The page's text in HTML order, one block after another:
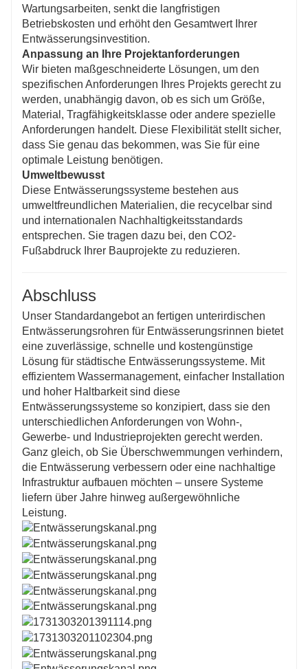
Wartungsarbeiten, senkt die langfristigen
Betriebskosten und erhöht den Gesamtwert Ihrer
Entwässerungsinvestition.
Anpassung an Ihre Projektanforderungen
Wir bieten maßgeschneiderte Lösungen, um den
spezifischen Anforderungen Ihres Projekts gerecht zu
werden, unabhängig davon, ob es sich um Größe,
Material, Tragfähigkeitsklasse oder andere spezielle
Anforderungen handelt. Diese Flexibilität stellt sicher,
dass Sie genau das bekommen, was Sie für eine
optimale Leistung benötigen.
Umweltbewusst
Diese Entwässerungssysteme bestehen aus
umweltfreundlichen Materialien, die recycelbar sind
und internationalen Nachhaltigkeitsstandards
entsprechen. Sie tragen dazu bei, den CO2-
Fußabdruck Ihrer Bauprojekte zu reduzieren.
Abschluss
Unser Standardangebot an fertigen unterirdischen
Entwässerungsrohren für Entwässerungsrinnen bietet
eine zuverlässige, schnelle und kostengünstige
Lösung für städtische Entwässerungssysteme. Mit
effizientem Wassermanagement, einfacher Installation
und hoher Haltbarkeit sind diese
Entwässerungssysteme so konzipiert, dass sie den
unterschiedlichen Anforderungen von Wohn-,
Gewerbe- und Industrieprojekten gerecht werden.
Ganz gleich, ob Sie Überschwemmungen verhindern,
die Entwässerung verbessern oder eine nachhaltige
Infrastruktur aufbauen möchten – unsere Systeme
liefern über Jahre hinweg außergewöhnliche
Leistung.